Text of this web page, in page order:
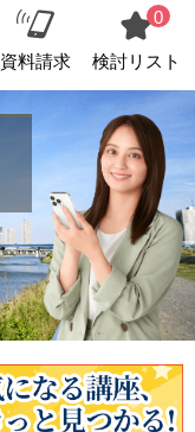
資料請求
0
検討リスト